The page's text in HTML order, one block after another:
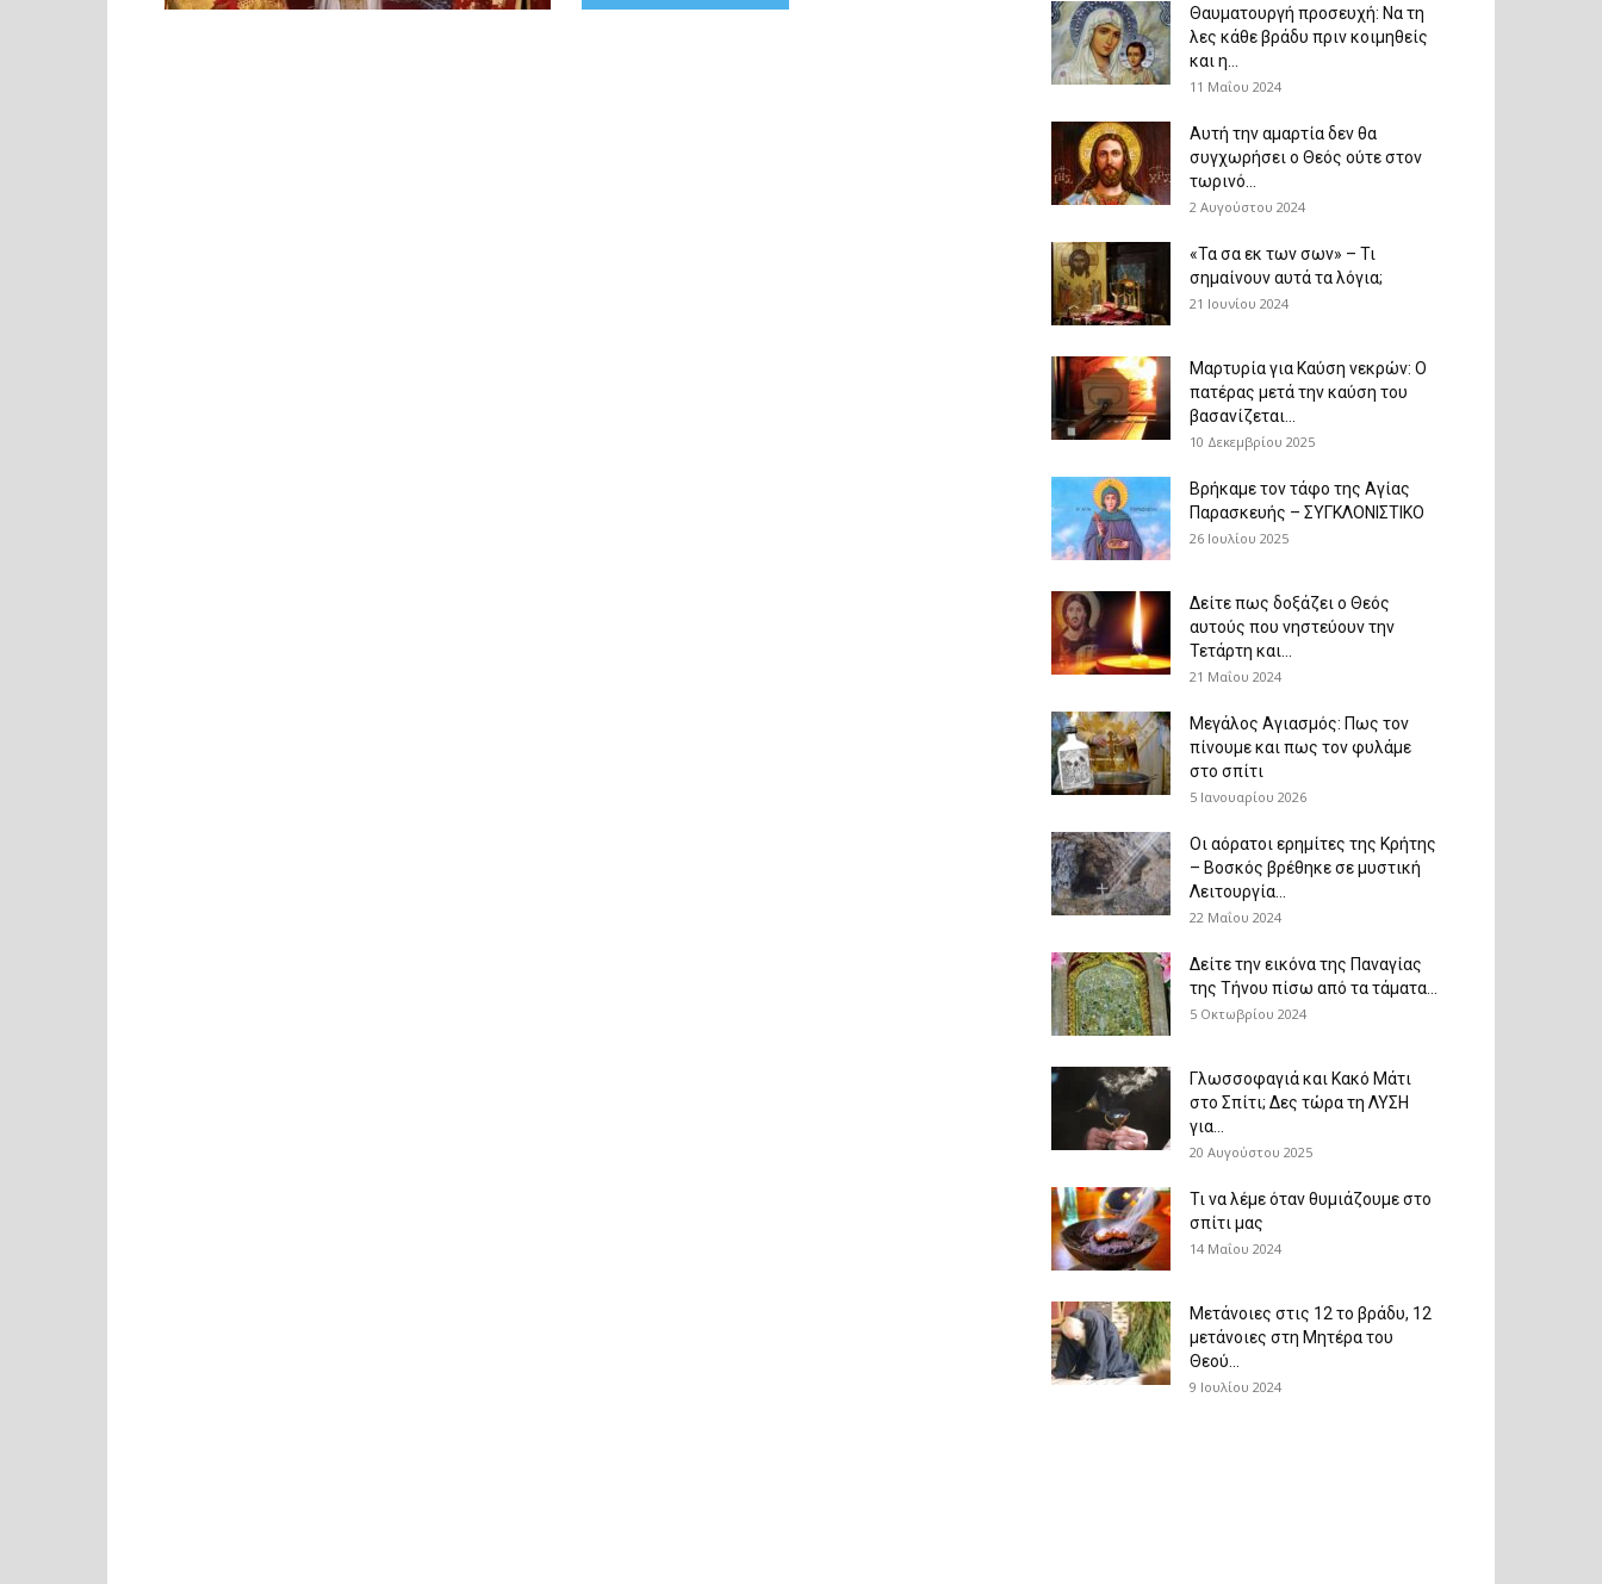
Θαυματουργή προσευχή: Να τη
λες κάθε βράδυ πριν κοιμηθείς
και η...
11 Μαΐου 2024
Αυτή την αμαρτία δεν θα
συγχωρήσει ο Θεός ούτε στον
τωρινό...
2 Αυγούστου 2024
«Τα σα εκ των σων» – Τι
σημαίνουν αυτά τα λόγια;
21 Ιουνίου 2024
Μαρτυρία για Καύση νεκρών: Ο
πατέρας μετά την καύση του
βασανίζεται...
10 Δεκεμβρίου 2025
Βρήκαμε τον τάφο της Αγίας
Παρασκευής – ΣΥΓΚΛΟΝΙΣΤΙΚΟ
26 Ιουλίου 2025
Δείτε πως δοξάζει ο Θεός
αυτούς που νηστεύουν την
Τετάρτη και...
21 Μαΐου 2024
Μεγάλος Αγιασμός: Πως τον
πίνουμε και πως τον φυλάμε
στο σπίτι
5 Ιανουαρίου 2026
Οι αόρατοι ερημίτες της Κρήτης
– Βοσκός βρέθηκε σε μυστική
Λειτουργία...
22 Μαΐου 2024
Δείτε την εικόνα της Παναγίας
της Τήνου πίσω από τα τάματα...
5 Οκτωβρίου 2024
Γλωσσοφαγιά και Κακό Μάτι
στο Σπίτι; Δες τώρα τη ΛΥΣΗ
για...
20 Αυγούστου 2025
Τι να λέμε όταν θυμιάζουμε στο
σπίτι μας
14 Μαΐου 2024
Μετάνοιες στις 12 το βράδυ, 12
μετάνοιες στη Μητέρα του
Θεού...
9 Ιουλίου 2024